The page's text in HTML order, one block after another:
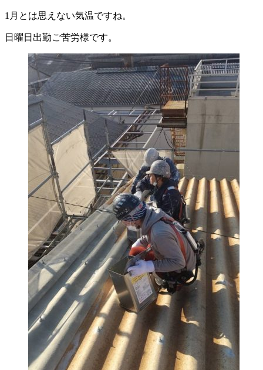
1月とは思えない気温ですね。
日曜日出勤ご苦労様です。